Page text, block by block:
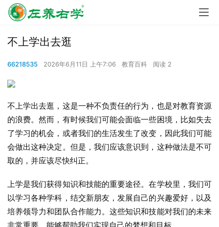
不上学出去逛
66218535 2026年6月11日 上午7:06 教育百科 阅读 2
不上学出去逛，这是一种不负责任的行为，也是对教育资源
的浪费。然而，有时候我们可能会面临一些困境，比如失去
了学习的机会，或者我们的生活发生了改变，因此我们可能
会做出这种决定。但是，我们应该意识到，这种做法是不可
取的，并应该尽快纠正。
上学是我们获得知识和技能的重要途径。在学校里，我们可
以学习各种学科，结交新朋友，发展自己的兴趣爱好，以及
培养领导力和团队合作能力。这些知识和技能对我们的未来
非常重要，能够帮助我们实现自己的梦想和目标。